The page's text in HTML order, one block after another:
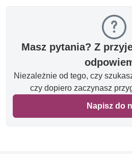
Masz pytania? Z
Niezależnie od tego, czy
czy dopiero zaczynasz
Napisz do